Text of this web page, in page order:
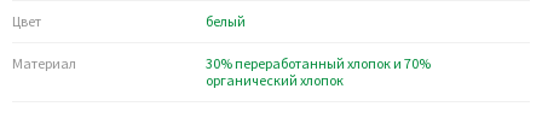
Цвет белый
Материал
30% переработанный хлопок и 70%
органический хлопок